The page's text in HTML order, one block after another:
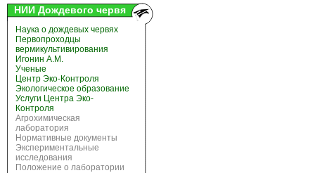
НИИ Дождевого червя
Наука о дождевых червях
Первопроходцы
вермикультивирования
Игонин А.М.
Ученые
Центр Эко-Контроля
Экологическое образование
Услуги Центра Эко-
Контроля
Агрохимическая
лаборатория
Нормативные документы
Экспериментальные
исследования
Положение о лаборатории